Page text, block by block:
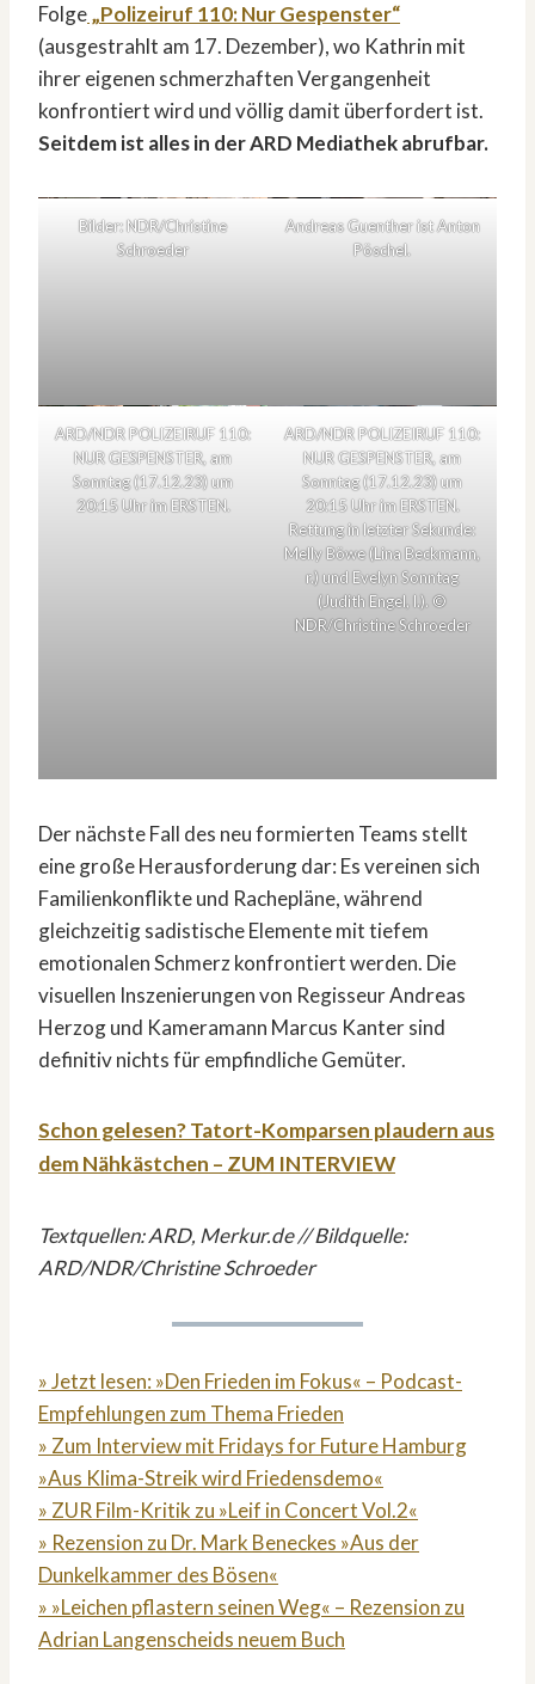
Folge„Polizeiruf 110: Nur Gespenster“
(ausgestrahlt am 17. Dezember), wo Kathrin mit
ihrer eigenen schmerzhaften Vergangenheit
konfrontiert wird und völlig damit überfordert ist.
Seitdem ist alles in der ARD Mediathek abrufbar.
Bilder: NDR/Christine
Schroeder
Andreas Guenther ist Anton
Pöschel.
ARD/NDR POLIZEIRUF 110:
NUR GESPENSTER, am
Sonntag (17.12.23) um
20:15 Uhr im ERSTEN.
ARD/NDR POLIZEIRUF 110:
NUR GESPENSTER, am
Sonntag (17.12.23) um
20:15 Uhr im ERSTEN.
Rettung in letzter Sekunde:
Melly Böwe (Lina Beckmann,
r.) und Evelyn Sonntag
(Judith Engel, l.). ©
NDR/Christine Schroeder
Der nächste Fall des neu formierten Teams stellt
eine große Herausforderung dar: Es vereinen sich
Familienkonflikte und Rachepläne, während
gleichzeitig sadistische Elemente mit tiefem
emotionalen Schmerz konfrontiert werden. Die
visuellen Inszenierungen von Regisseur Andreas
Herzog und Kameramann Marcus Kanter sind
definitiv nichts für empfindliche Gemüter.
Schon gelesen? Tatort-Komparsen plaudern aus
dem Nähkästchen – ZUM INTERVIEW
Textquellen: ARD, Merkur.de // Bildquelle:
ARD/NDR/Christine Schroeder
» Jetzt lesen: »Den Frieden im Fokus« – Podcast-
Empfehlungen zum Thema Frieden
» Zum Interview mit Fridays for Future Hamburg
»Aus Klima-Streik wird Friedensdemo«
» ZUR Film-Kritik zu »Leif in Concert Vol.2«
» Rezension zu Dr. Mark Beneckes »Aus der
Dunkelkammer des Bösen«
» »Leichen pflastern seinen Weg« – Rezension zu
Adrian Langenscheids neuem Buch